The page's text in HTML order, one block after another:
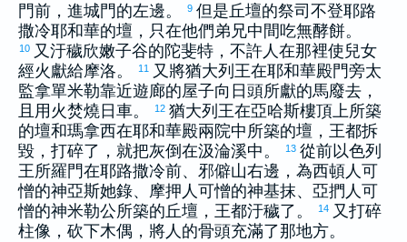
門前，進城門的左邊。
9 但是丘壇的祭司不登耶路
撒冷耶和華的壇，只在他們弟兄中間吃無酵餅。
10 又汙穢欣嫩子谷的 陀斐特 ，不許人在那裡使兒女
經火獻給摩洛。 11 又將猶大列王在耶和華殿門旁太
監拿單米勒靠近遊廊的屋子向日頭所獻的馬廢去，
且用火焚燒日車。
12 猶大列王在亞哈斯樓頂上所築
的壇和瑪拿西在耶和華殿兩院中所築的壇，王都拆
毀，打碎了，就把灰倒在汲淪溪中。 13 從前以色列
王所羅門在耶路撒冷前、邪僻山右邊，為西頓人可
憎的神亞斯她錄、 摩押 人可憎的神基抹、 亞捫 人可
憎的神米勒公所築的丘壇，王都汙穢了。 14 又打碎
柱像，砍下木偶，將人的骨頭充滿了那地方。